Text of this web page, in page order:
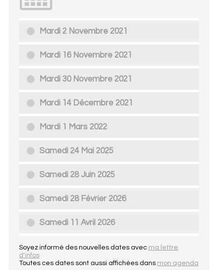
Mardi 2 Novembre 2021
Mardi 16 Novembre 2021
Mardi 30 Novembre 2021
Mardi 14 Décembre 2021
Mardi 1 Mars 2022
Samedi 24 Mai 2025
Samedi 28 Juin 2025
Samedi 28 Février 2026
Samedi 11 Avril 2026
Soyez informé des nouvelles dates avec ma lettre
d'infos
Toutes ces dates sont aussi affichées dans mon agenda